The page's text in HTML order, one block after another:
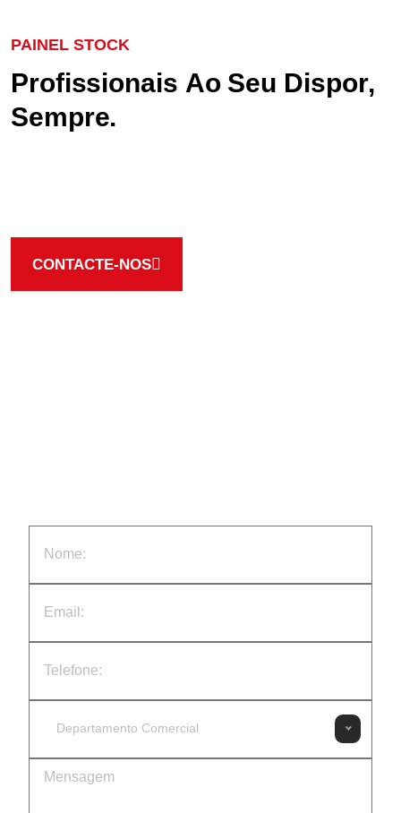
PAINEL STOCK
Profissionais Ao Seu Dispor,
Sempre.
CONTACTE-NOS
Departamento Comercial